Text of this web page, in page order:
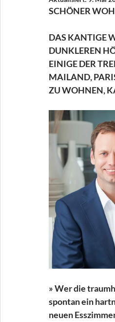
SCHÖNER
DAS KANTIGE
DUNKLEREN
EINIGE DER
MAILAND,
ZU WOHNEN,
» Wer die
spontan ein
neuen